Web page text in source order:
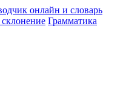
Грамматика